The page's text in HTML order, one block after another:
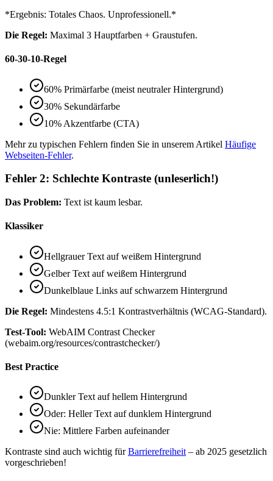
*Ergebnis: Totales Chaos. Unprofessionell.*
Die Regel: Maximal 3 Hauptfarben + Graustufen.
60-30-10-Regel
60% Primärfarbe (meist neutraler Hintergrund)
30% Sekundärfarbe
10% Akzentfarbe (CTA)
Mehr zu typischen Fehlern finden Sie in unserem Artikel Häufige
Webseiten-Fehler.
Fehler 2: Schlechte Kontraste (unleserlich!)
Das Problem: Text ist kaum lesbar.
Klassiker
Hellgrauer Text auf weißem Hintergrund
Gelber Text auf weißem Hintergrund
Dunkelblaue Links auf schwarzem Hintergrund
Die Regel: Mindestens 4.5:1 Kontrastverhältnis (WCAG-Standard).
Test-Tool: WebAIM Contrast Checker
(webaim.org/resources/contrastchecker/)
Best Practice
Dunkler Text auf hellem Hintergrund
Oder: Heller Text auf dunklem Hintergrund
Nie: Mittlere Farben aufeinander
Kontraste sind auch wichtig fürBarrierefreiheit – ab 2025 gesetzlich
vorgeschrieben!